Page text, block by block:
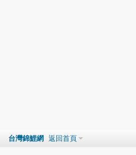
台灣錦鯉網 返回首頁